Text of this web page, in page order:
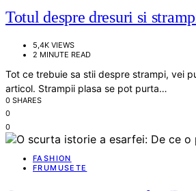
Totul despre dresuri si
5,4K VIEWS
2 MINUTE READ
Tot ce trebuie sa stii despre strampi, vei
articol. Strampii plasa se pot purta…
0 SHARES
0
0
FASHION
FRUMUSETE